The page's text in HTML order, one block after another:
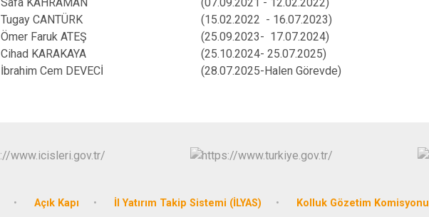
Tugay CANTÜRK
(15.02.2022 - 16.07.2023)
Ömer Faruk ATEŞ
(25.09.2023- 17.07.2024)
Cihad KARAKAYA
(25.10.2024- 25.07.2025)
İbrahim Cem DEVECİ (28.07.2025-Halen Görevde)
Açık Kapı İl Yatırım Takip Sistemi (İLYAS) Kolluk Gözetim Komisyonu